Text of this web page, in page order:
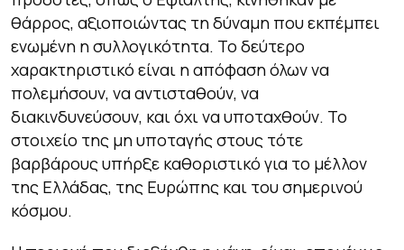
θάρρος, αξιοποιώντας τη δύναμη που εκπέμπει
ενωμένη η συλλογικότητα. Το δεύτερο
χαρακτηριστικό είναι η απόφαση όλων να
πολεμήσουν, να αντισταθούν, να
διακινδυνεύσουν, και όχι να υποταχθούν. Το
στοιχείο της μη υποταγής στους τότε
βαρβάρους υπήρξε καθοριστικό για το μέλλον
της Ελλάδας, της Ευρώπης και του σημερινού
κόσμου.